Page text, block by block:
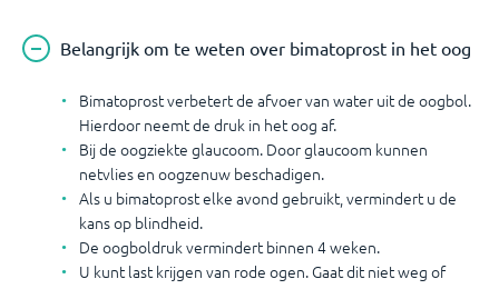
Belangrijk om te weten over bimatoprost in het oog
Bimatoprost verbetert de afvoer van water uit de oogbol.
Hierdoor neemt de druk in het oog af.
Bij de oogziekte glaucoom. Door glaucoom kunnen
netvlies en oogzenuw beschadigen.
Als u bimatoprost elke avond gebruikt, vermindert u de
kans op blindheid.
De oogboldruk vermindert binnen 4 weken.
U kunt last krijgen van rode ogen. Gaat dit niet weg of